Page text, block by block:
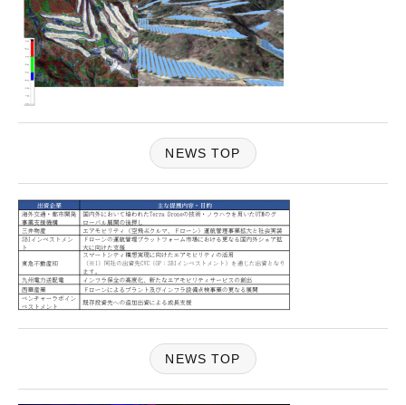
NEWS TOP
NEWS TOP